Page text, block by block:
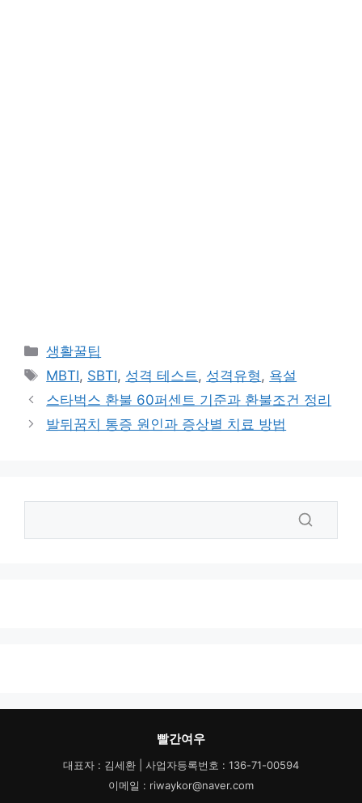
카
테
리
생활꿀팁
태
그
MBTI, SBTI, 성격 테스트 , 성격유형 , 욕설
스타벅스 환불 60퍼센트 기준과 환불조건 정리
발뒤꿈치 통증 원인과 증상별 치료 방법
빨간여우
대표자 : 김세환 | 사업자등록번호 : 136-71-00594
이메일 : riwaykor@naver.com